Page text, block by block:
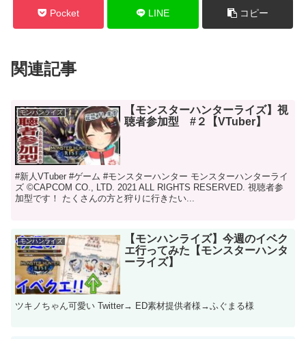
Pocket LINE コピー
関連記事
モンハンライズ
【モンスターハンターライズ】視
聴者参加型 #２【VTuber】
#新人VTuber #ゲーム #モンスターハンター モンスターハンターライ
ズ ©️CAPCOM CO., LTD. 2021 ALL RIGHTS RESERVED. 視聴者参
加型です！ たくさんの方と狩りに行きたい...
モンハンライズ
【モンハンライズ】今週のイベク
エ行ってみた【モンスターハンタ
ーライズ】
ツキノちゃん可愛い Twitter→ ED素材提供者様→ふぐまる様